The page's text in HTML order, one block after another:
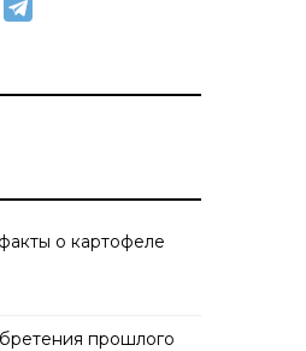
о картофеле
прошлого